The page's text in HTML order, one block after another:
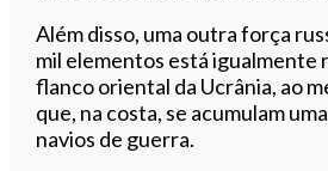
Além disso, uma outra força
mil elementos está igualmente
flanco oriental da Ucrânia, ao
que, na costa, se acumulam
navios de guerra.